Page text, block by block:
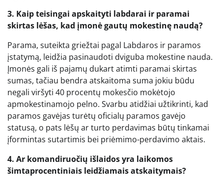
3. Kaip teisingai apskaityti labdarai ir paramai
skirtas lėšas, kad įmonė gautų mokestinę naudą?
Parama, suteikta griežtai pagal Labdaros ir paramos
įstatymą, leidžia pasinaudoti dviguba mokestine nauda.
Įmonės gali iš pajamų dukart atimti paramai skirtas
sumas, tačiau bendra atskaitoma suma jokiu būdu
negali viršyti 40 procentų mokesčio mokėtojo
apmokestinamojo pelno. Svarbu atidžiai užtikrinti, kad
paramos gavėjas turėtų oficialų paramos gavėjo
statusą, o pats lėšų ar turto perdavimas būtų tinkamai
įformintas sutartimis bei priėmimo-perdavimo aktais.
4. Ar komandiruočių išlaidos yra laikomos
šimtaprocentiniais leidžiamais atskaitymais?